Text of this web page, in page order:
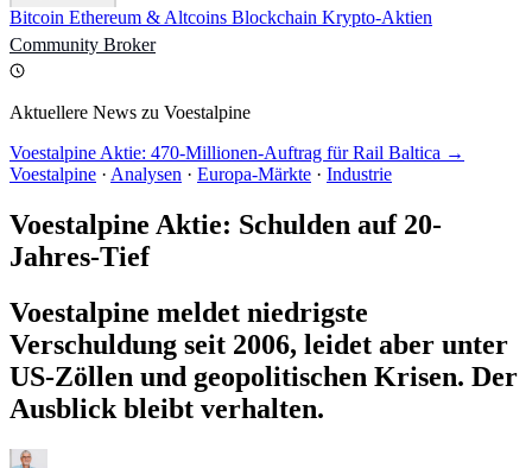
Bitcoin Ethereum & Altcoins Blockchain Krypto-Aktien
Community Broker
Aktuellere News zu Voestalpine
Voestalpine Aktie: 470-Millionen-Auftrag für Rail Baltica →
Voestalpine · Analysen · Europa-Märkte · Industrie
Voestalpine Aktie: Schulden auf 20-
Jahres-Tief
Voestalpine meldet niedrigste
Verschuldung seit 2006, leidet aber unter
US-Zöllen und geopolitischen Krisen. Der
Ausblick bleibt verhalten.